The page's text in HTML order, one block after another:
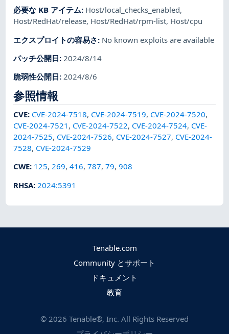
必要な KB アイテム: Host/local_checks_enabled,
Host/RedHat/release, Host/RedHat/rpm-list, Host/cpu
エクスプロイトの容易さ: No known exploits are available
パッチ公開日: 2024/8/14
脆弱性公開日:2024/8/6
参照情報
CVE: CVE-2024-7518, CVE-2024-7519, CVE-2024-7520,
CVE-2024-7521 , CVE-2024-7522, CVE-2024-7524, CVE-
2024-7525, CVE-2024-7526, CVE-2024-7527, CVE-2024-
7528, CVE-2024-7529
CWE: 125,269,416,787,79,908
RHSA: 2024:5391
Tenable.com
Community とサポート
ドキュメント
教育
© 2026 Tenable®, Inc. All Rights Reserved